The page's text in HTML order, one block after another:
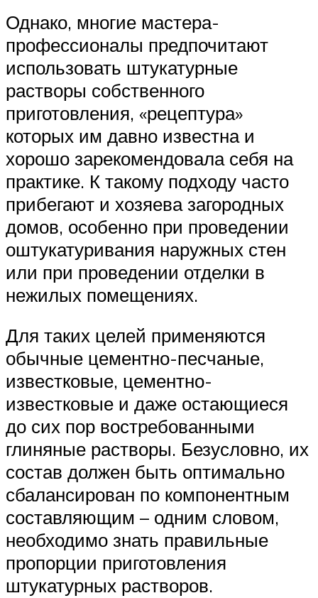
Однако, многие мастера-
профессионалы предпочитают
использовать штукатурные
растворы собственного
приготовления, «рецептура»
которых им давно известна и
хорошо зарекомендовала себя на
практике. К такому подходу часто
прибегают и хозяева загородных
домов, особенно при проведении
оштукатуривания наружных стен
или при проведении отделки в
нежилых помещениях.
Для таких целей применяются
обычные цементно-песчаные,
известковые, цементно-
известковые и даже остающиеся
до сих пор востребованными
глиняные растворы. Безусловно, их
состав должен быть оптимально
сбалансирован по компонентным
составляющим – одним словом,
необходимо знать правильные
пропорции приготовления
штукатурных растворов.